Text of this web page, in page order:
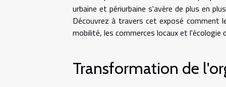
urbaine et périurbaine s'avère de plus en
Découvrez à travers cet exposé comment
mobilité, les commerces locaux et l'écologie
Transformation de